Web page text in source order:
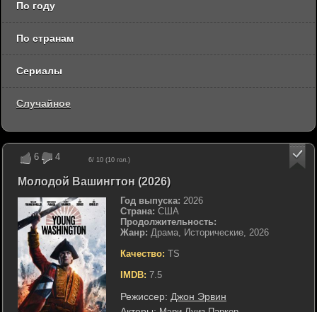
6 4 6/ 10 (10 гол.)
Молодой Вашингтон (2026)
Год выпуска: 2026
Страна: США
Продолжительность:
Жанр: Драма, Исторические, 2026
Качество: TS
IMDB: 7.5
Режиссер: Джон Эрвин
По году
По странам
Сериалы
Случайное